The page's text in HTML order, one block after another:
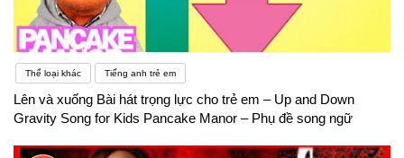
Thể loại khác Tiếng anh trẻ em
Lên và xuống Bài hát trọng lực cho trẻ em – Up and Down
Gravity Song for Kids Pancake Manor – Phụ đề song ngữ